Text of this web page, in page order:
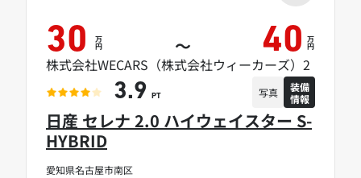
愛知県名古屋市南区
日産 セレナ 2.0 ハイウェイスター S-
HYBRID
30 万
円 ～ 40 万
円
株式会社WECARS（株式会社ウィーカーズ）2
3.9 PT 写真
装備
情報